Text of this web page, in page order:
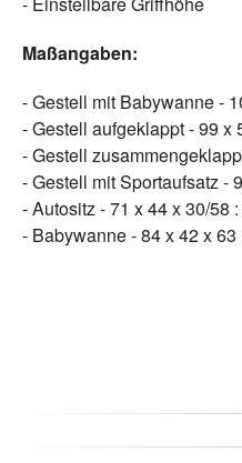
Maßangaben:
- Gestell mit Babywanne -
- Gestell aufgeklappt - 99 x
- Gestell
- Gestell mit Sportaufsatz -
- Autositz - 71 x 44 x 30/58
- Babywanne - 84 x 42 x 63